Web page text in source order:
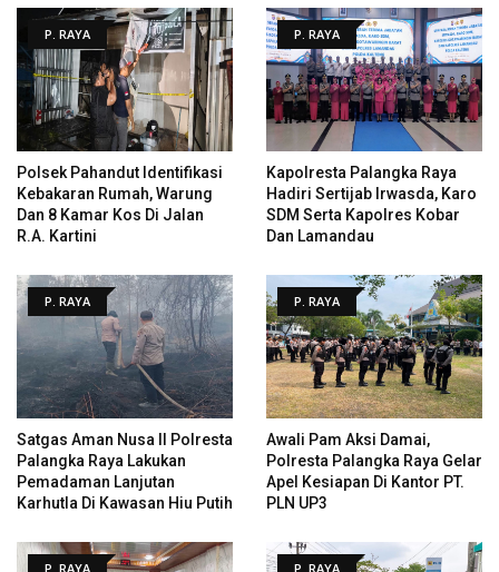
P. RAYA
Polsek Pahandut Identifikasi
Kebakaran Rumah, Warung
Dan 8 Kamar Kos Di Jalan
R.A. Kartini
P. RAYA
Kapolresta Palangka Raya
Hadiri Sertijab Irwasda, Karo
SDM Serta Kapolres Kobar
Dan Lamandau
P. RAYA
Satgas Aman Nusa II Polresta
Palangka Raya Lakukan
Pemadaman Lanjutan
Karhutla Di Kawasan Hiu Putih
P. RAYA
Awali Pam Aksi Damai,
Polresta Palangka Raya Gelar
Apel Kesiapan Di Kantor PT.
PLN UP3
P. RAYA P. RAYA